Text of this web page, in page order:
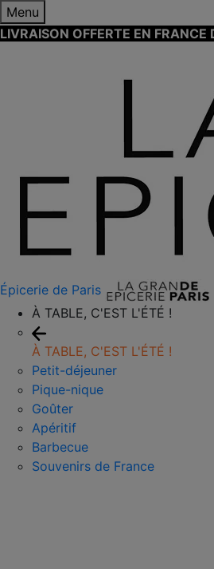
Menu
LIVRAISON OFFERTE EN
Épicerie de Paris
À TABLE, C'EST L'ÉTÉ !
À TABLE, C'EST L'ÉTÉ !
Petit-déjeuner
Pique-nique
Goûter
Apéritif
Barbecue
Souvenirs de France